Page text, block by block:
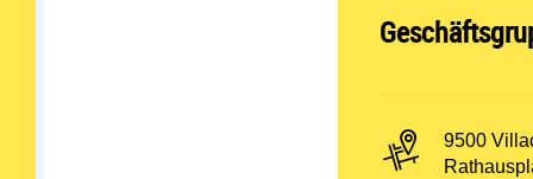
Abteilung
PLZ und
9500
Adresse: